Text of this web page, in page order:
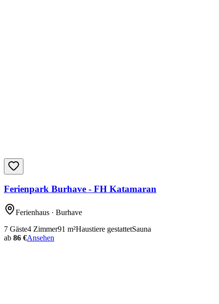
Ferienpark Burhave - FH Katamaran
Ferienhaus · Burhave
7 Gäste4 Zimmer91 m²Haustiere gestattetSauna
ab 86 €Ansehen